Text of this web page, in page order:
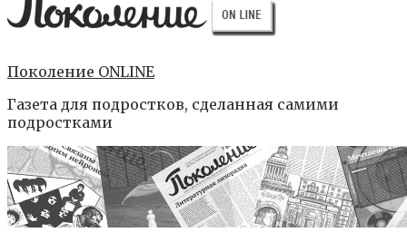
Поколение ONLINE
Газета для подростков, сделанная самими
подростками